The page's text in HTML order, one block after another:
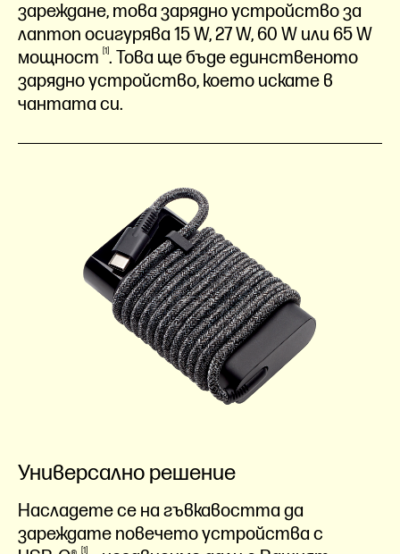
зареждане, това зарядно устройство за
лаптоп осигурява 15 W, 27 W, 60 W или 65 W
мощност
1 . Това ще бъде единственото
зарядно устройство, което искате в
чантата си.
Универсално решение
Насладете се на гъвкавостта да
зареждате повечето устройства с
1